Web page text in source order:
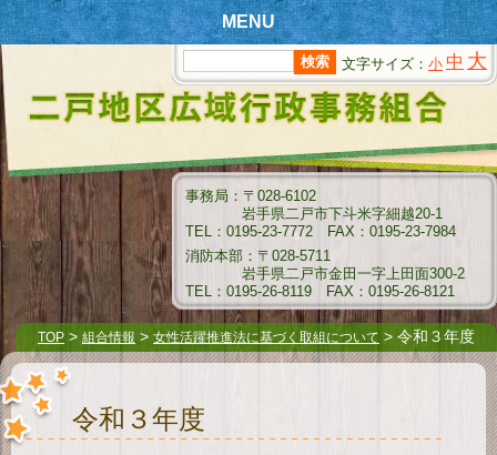
文字サイズ： 小 中 大
事務局：〒028-6102
岩手県二戸市下斗米字細越20-1
TEL：0195-23-7772 FAX：0195-23-7984
消防本部：〒028-5711
岩手県二戸市金田一字上田面300-2
TEL：0195-26-8119 FAX：0195-26-8121
TOP > 組合情報 > 女性活躍推進法に基づく取組について > 令和３年度
MENU
新着情報
組合情報
消防情報
クリーンセンター情報
衛生センター情報
介護保険情報
組 合例規集
令和３年度